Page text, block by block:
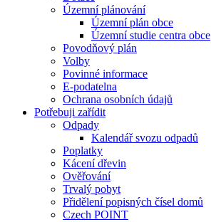
Územní plánování
Územní plán obce
Územní studie centra obce
Povodňový plán
Volby
Povinné informace
E-podatelna
Ochrana osobních údajů
Potřebuji zařídit
Odpady
Kalendář svozu odpadů
Poplatky
Kácení dřevin
Ověřování
Trvalý pobyt
Přidělení popisných čísel domů
Czech POINT